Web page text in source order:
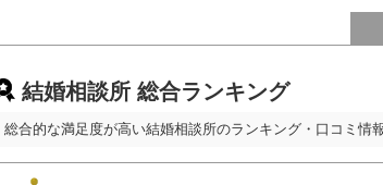
結婚相談所 総合ランキング
総合的な満足度が高い結婚相談所のランキング・口コミ情報